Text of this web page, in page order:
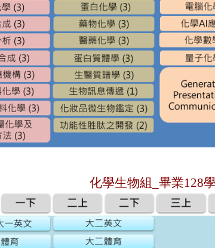
化學生物組_畢業128